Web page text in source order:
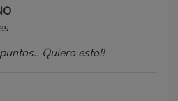
Quiero esto!!